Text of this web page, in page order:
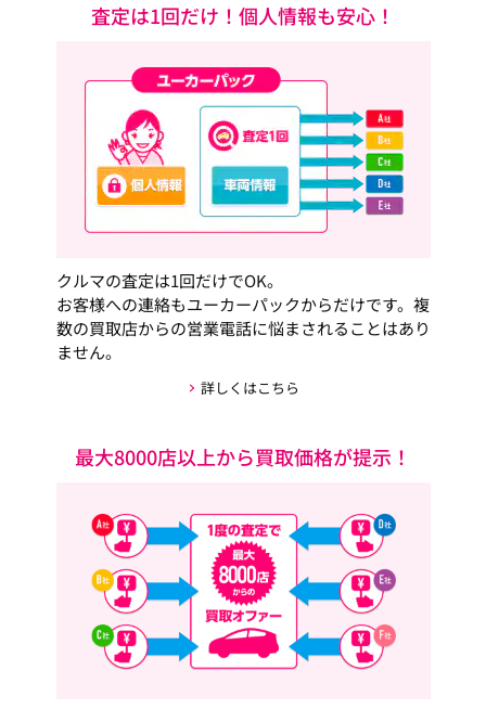
査定は1回だけ！個人情報も安心！
クルマの査定は1回だけでOK。
お客様への連絡もユーカーパックからだけです。複
数の買取店からの営業電話に悩まされることはあり
ません。
詳しくはこちら
最大8000店以上から買取価格が提示！